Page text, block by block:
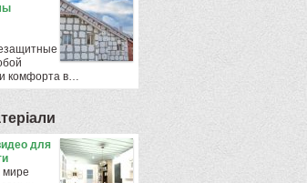
комфорта в…
для
мире